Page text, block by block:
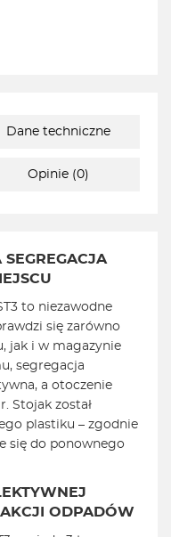
Dane techniczne
Opinie (0)
SEGREGACJA
to niezawodne
się zarówno
jak i w magazynie
segregacja
a otoczenie
Stojak został
plastiku – zgodnie
się do ponownego
ODPADÓW